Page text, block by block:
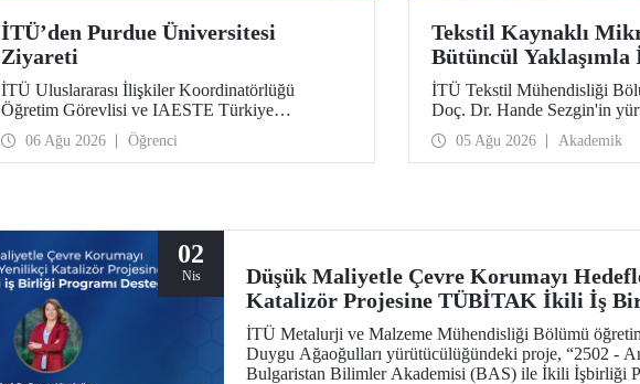
İTÜ’den Purdue Üniversitesi
Ziyareti
İTÜ Uluslararası İlişkiler Koordinatörlüğü
Öğretim Görevlisi ve IAESTE Türkiye
Sorumlusu Cahit Okan, akademik ilişkileri ve iş
birliğini geliştirmek amacıyla 20-27 Temmuz
tarihlerinde ABD’de dünyanın önde gelen
06 Ağu 2026 Öğrenci
Tekstil Kaynaklı
Bütüncül Yaklaşımla
Analiz ve Azaltım
Geliştirecek Projeye
Desteği
İTÜ Tekstil Mühendisliği
Doç. Dr. Hande Sezgin'in
üstlendiği “Sürdürülebilir
Esaslı Tekstil Ürünlerinde
Bağlı Mikrolif Salımı:
proje, TÜBİTAK 2515 –
desteklenmeye hak kazandı.
05 Ağu 2026 Akademik
02
Nis
Düşük Maliyetle Çevre Korumayı
Katalizör Projesine TÜBİTAK İkili İş
Desteği
İTÜ Metalurji ve Malzeme Mühendisliği Bölümü
Duygu Ağaoğulları yürütücülüğündeki proje, “2502 -
Bulgaristan Bilimler Akademisi (BAS) ile İkili İşbirliği